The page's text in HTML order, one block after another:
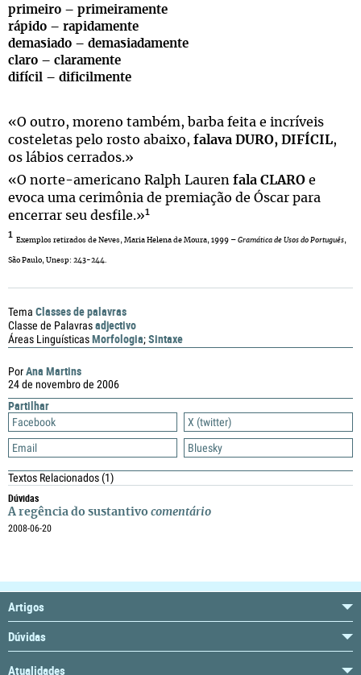
PorAna Martins
24 de novembro de 2006
Partilhar
Facebook
X (twitter)
Email
Bluesky
Textos Relacionados(1)
Dúvidas
A regência do sustantivo comentário
2008-06-20
primeiro – primeiramente
rápido – rapidamente
demasiado – demasiadamente
claro – claramente
difícil – dificilmente
«O outro, moreno também, barba feita e incríveis
costeletas pelo rosto abaixo, falava DURO, DIFÍCIL,
os lábios cerrados.»
«O norte-americano Ralph Lauren fala CLARO e
evoca uma cerimônia de premiação de Óscar para
encerrar seu desfile.»1
1
Exemplos retirados de Neves, Maria Helena de Moura, 1999 – Gramática de Usos do Português,
São Paulo, Unesp: 243-244.
Tema Classes de palavras
Classe de Palavrasadjectivo
Áreas LinguísticasMorfologia;Sintaxe
Artigos
Dúvidas
Atualidades